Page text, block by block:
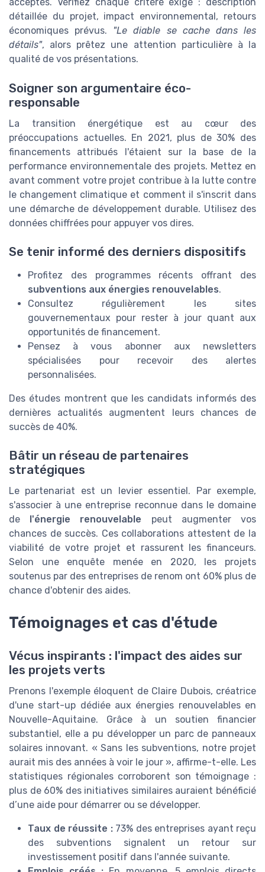
acceptés. Vérifiez chaque critère exigé : description
détaillée du projet, impact environnemental, retours
économiques prévus. "Le diable se cache dans les
détails", alors prêtez une attention particulière à la
qualité de vos présentations.
Soigner son argumentaire éco-
responsable
La transition énergétique est au cœur des
préoccupations actuelles. En 2021, plus de 30% des
financements attribués l'étaient sur la base de la
performance environnementale des projets. Mettez en
avant comment votre projet contribue à la lutte contre
le changement climatique et comment il s'inscrit dans
une démarche de développement durable. Utilisez des
données chiffrées pour appuyer vos dires.
Se tenir informé des derniers dispositifs
Profitez des programmes récents offrant des
subventions aux énergies renouvelables.
Consultez régulièrement les sites
gouvernementaux pour rester à jour quant aux
opportunités de financement.
Pensez à vous abonner aux newsletters
spécialisées pour recevoir des alertes
personnalisées.
Des études montrent que les candidats informés des
dernières actualités augmentent leurs chances de
succès de 40%.
Bâtir un réseau de partenaires
stratégiques
Le partenariat est un levier essentiel. Par exemple,
s'associer à une entreprise reconnue dans le domaine
de
l'énergie renouvelable peut augmenter vos
chances de succès. Ces collaborations attestent de la
viabilité de votre projet et rassurent les financeurs.
Selon une enquête menée en 2020, les projets
soutenus par des entreprises de renom ont 60% plus de
chance d'obtenir des aides.
Témoignages et cas d'étude
Vécus inspirants : l'impact des aides sur
les projets verts
Prenons l'exemple éloquent de Claire Dubois, créatrice
d'une start-up dédiée aux énergies renouvelables en
Nouvelle-Aquitaine. Grâce à un soutien financier
substantiel, elle a pu développer un parc de panneaux
solaires innovant. « Sans les subventions, notre projet
aurait mis des années à voir le jour », affirme-t-elle. Les
statistiques régionales corroborent son témoignage :
plus de 60% des initiatives similaires auraient bénéficié
d’une aide pour démarrer ou se développer.
Taux de réussite :73% des entreprises ayant reçu
des subventions signalent un retour sur
investissement positif dans l'année suivante.